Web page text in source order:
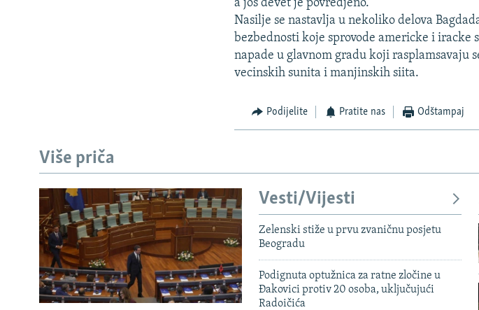
TV LIBERTY
MOJA EVROPA
TRI DECENIJE OD RATA U BIH
SVE KARTE DEJTONA
NASTANAK I RASPAD JUGOSLAVIJE
a jos devet je povredjeno.
Nasilje se nastavlja u nekoliko delova
bezbednosti koje sprovode americke i iracke
napade u glavnom gradu koji rasplamsavaju
vecinskih sunita i manjinskih siita.
Podijelite Pratite nas Odštampaj
Više priča
Vesti/Vijesti
Zelenski stiže u prvu zvaničnu posjetu
Beogradu
Podignuta optužnica za ratne zločine u
Đakovici protiv 20 osoba, uključujući
Radoičića